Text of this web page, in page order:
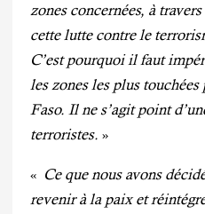
zones concernées, à
cette lutte contre le
C’est pourquoi il faut
les zones les plus
Faso. Il ne s’agit point
terroristes. »
« Ce que nous avons
revenir à la paix et